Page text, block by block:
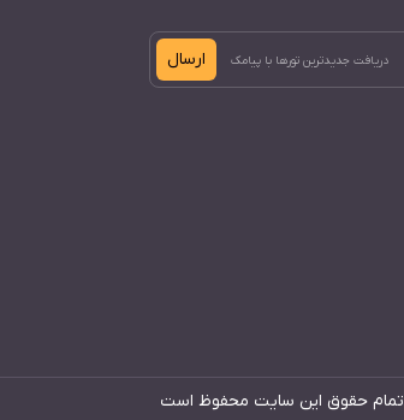
ارسال
تمام حقوق این سایت محفوظ است